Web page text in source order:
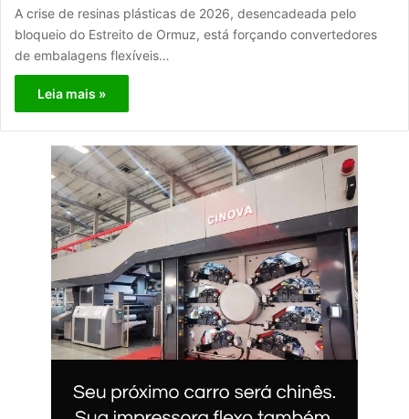
A crise de resinas plásticas de 2026, desencadeada pelo
bloqueio do Estreito de Ormuz, está forçando convertedores
de embalagens flexíveis…
Leia mais »